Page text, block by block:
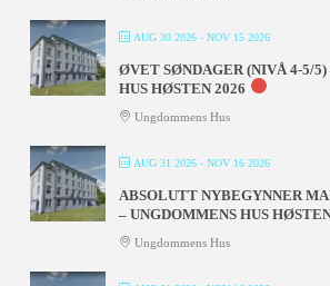
AUG 30 2026- NOV 15 2026
ØVET SØNDAGER (NIVÅ 4-5/5)
HUS HØSTEN 2026
Ungdommens Hus
AUG 31 2026- NOV 16 2026
ABSOLUTT NYBEGYNNER
– UNGDOMMENS HUS
Ungdommens Hus